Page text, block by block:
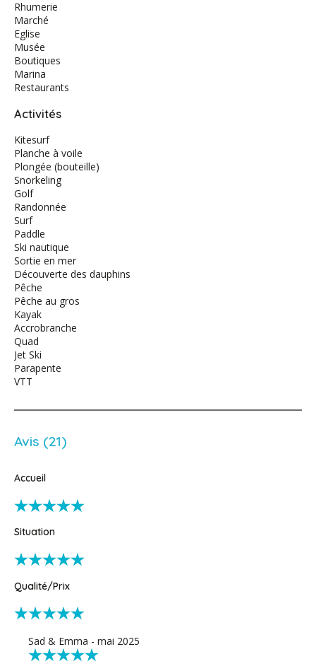
Rhumerie
Marché
Eglise
Musée
Boutiques
Marina
Restaurants
Activités
Kitesurf
Planche à voile
Plongée (bouteille)
Snorkeling
Golf
Randonnée
Surf
Paddle
Ski nautique
Sortie en mer
Découverte des dauphins
Pêche
Pêche au gros
Kayak
Accrobranche
Quad
Jet Ski
Parapente
VTT
Avis (21)
Accueil
Situation
Qualité/Prix
Sad & Emma - mai 2025